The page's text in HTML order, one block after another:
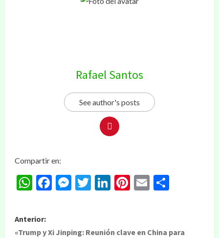
Rafael Santos
See author's posts
Compartir en:
WhatsApp
Facebook
Messenger
Twitter
LinkedIn
Pinterest
Email
Anterior:
«Trump y Xi Jinping: Reunión clave en China para